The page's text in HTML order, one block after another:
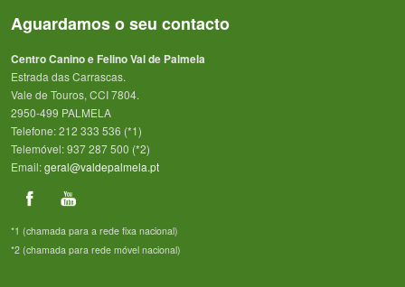
Aguardamos o seu contacto
Centro Canino e Felino Val de Palmela
Estrada das Carrascas.
Vale de Touros, CCI 7804.
2950-499 PALMELA
Telefone: 212 333 536 (*1)
Telemóvel: 937 287 500 (*2)
Email:geral@valdepalmela.pt
*1 (chamada para a rede fixa nacional)
*2 (chamada para rede móvel nacional)